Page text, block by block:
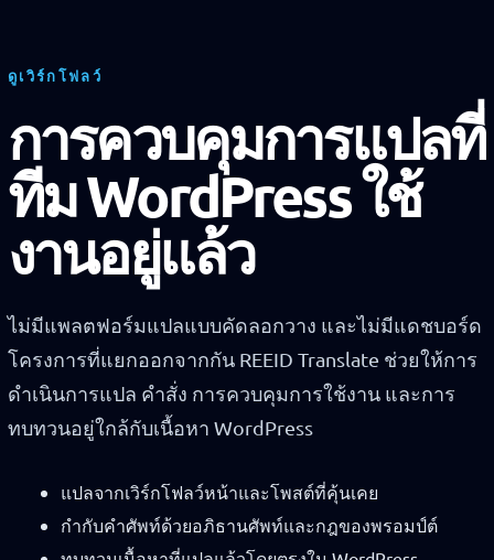
ดูเวิร์กโฟลว์
การควบคุมการแปลที่
ทีม WordPress ใช้
งานอยู่แล้ว
ไม่มีแพลตฟอร์มแปลแบบคัดลอกวาง และไม่มีแดชบอร์ด
โครงการที่แยกออกจากกัน REEID Translate ช่วยให้การ
ดำเนินการแปล คำสั่ง การควบคุมการใช้งาน และการ
ทบทวนอยู่ใกล้กับเนื้อหา WordPress
แปลจากเวิร์กโฟลว์หน้าและโพสต์ที่คุ้นเคย
กำกับคำศัพท์ด้วยอภิธานศัพท์และกฎของพรอมป์ต์